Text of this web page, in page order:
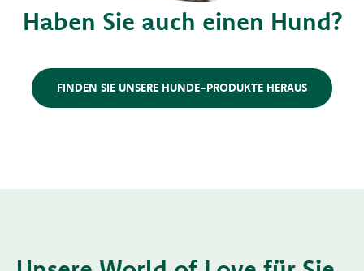
Haben Sie auch einen Hund?
FINDEN SIE UNSERE HUNDE-PRODUKTE HERAUS